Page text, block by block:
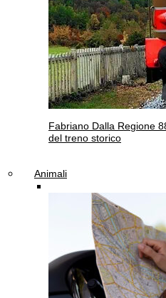
Fabriano Dalla Regione
del treno storico
Animali